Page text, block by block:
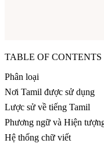
TABLE OF CONTENTS
Phân loại
Nơi Tamil được sử dụng
Lược sử về tiếng Tamil
Phương ngữ và Hiện
Hệ thống chữ viết